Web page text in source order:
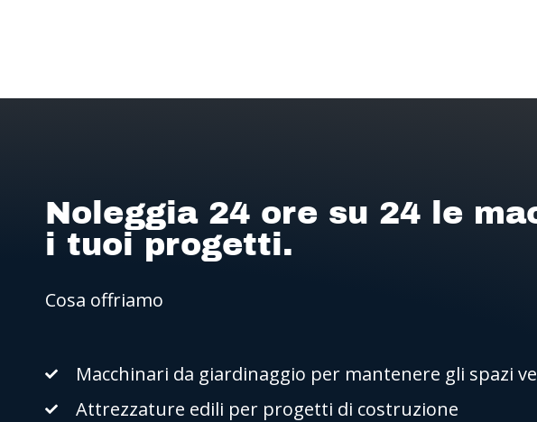
Noleggia 24 ore su 24 le
i tuoi progetti.
Cosa offriamo
Macchinari da giardinaggio per mantenere gli spazi
Attrezzature edili per progetti di costruzione